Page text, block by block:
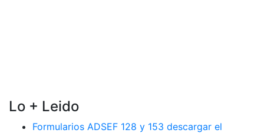
Lo + Leido
Formularios ADSEF 128 y 153 descargar el